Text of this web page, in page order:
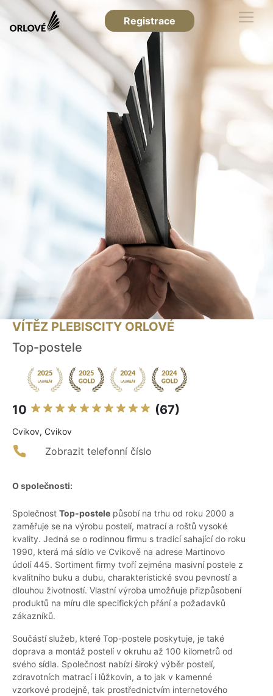
Registrace
VÍTĚZ PLEBISCITY ORLOVÉ
Top-postele
10 (67)
Cvikov, Cvikov
Zobrazit telefonní číslo
O společnosti:
Společnost Top-postele působí na trhu od roku 2000 a
zaměřuje se na výrobu postelí, matrací a roštů vysoké
kvality. Jedná se o rodinnou firmu s tradicí sahající do roku
1990, která má sídlo ve Cvikově na adrese Martinovo
údolí 445. Sortiment firmy tvoří zejména masivní postele z
kvalitního buku a dubu, charakteristické svou pevností a
dlouhou životností. Vlastní výroba umožňuje přizpůsobení
produktů na míru dle specifických přání a požadavků
zákazníků.
Součástí služeb, které Top-postele poskytuje, je také
doprava a montáž postelí v okruhu až 100 kilometrů od
svého sídla. Společnost nabízí široký výběr postelí,
zdravotních matrací i lůžkovin, a to jak v kamenné
vzorkové prodejně, tak prostřednictvím internetového